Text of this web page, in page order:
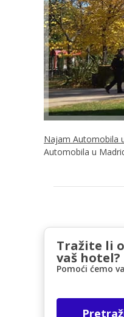
Najam Automobila
Automobila u
Tražite li
vaš hotel?
Pomoći ćemo